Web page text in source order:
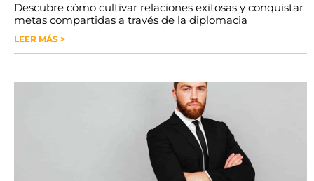
Descubre cómo cultivar relaciones exitosas y conquistar
metas compartidas a través de la diplomacia
LEER MÁS >